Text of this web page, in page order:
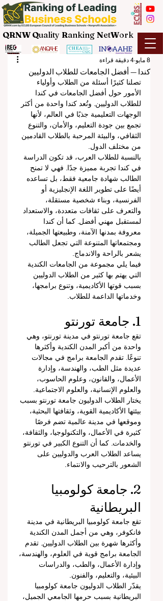
QRNW Quality Ranking NetWork
كندا — أفضل الجامعات للطلاب الدوليين
8 مايو 4 دقيقة قراءة
تصلنا كثيرًا أسئلة من الطلاب وأولياء
الأمور حول أفضل الجامعات في كندا
للطلاب الدوليين. وتُعد كندا واحدة من أكثر
الوجهات التعليمية جذبًا في العالم، لأنها
تجمع بين جودة التعليم، والأمان، والتنوع
الثقافي، والبيئة المرحبة بالطلاب القادمين
من مختلف الدول.
بالنسبة للطلاب العرب، قد تكون الدراسة
في كندا تجربة مميزة جدًا. فهي لا تمنح
الطالب شهادة جامعية فقط، بل تساعده
أيضًا على تطوير اللغة الإنجليزية أو
الفرنسية، وبناء شخصية مستقلة،
والتعرف على ثقافات متعددة، والاستعداد
لمستقبل مهني أفضل. كما أن كندا
معروفة بمدنها الآمنة، وطبيعتها الجميلة،
ومجتمعاتها المتنوعة التي تجعل الطالب
يشعر بالراحة والاندماج.
فيما يلي مجموعة من الجامعات الكندية
التي يهتم بها كثير من الطلاب الدوليين
بسبب قوتها الأكاديمية، وتنوع برامجها،
وخدماتها الداعمة للطلاب.
1. جامعة تورنتو
تقع جامعة تورنتو في مدينة تورنتو، وهي
واحدة من أكبر المدن الكندية وأكثرها
تنوعًا. تقدم الجامعة برامج في مجالات
عديدة مثل الطب، والهندسة، وإدارة
الأعمال، والقانون، وعلوم الحاسوب،
والعلوم الإنسانية، والعلوم الاجتماعية.
يختار الطلاب الدوليون جامعة تورنتو بسبب
بيئتها الأكاديمية القوية، وثقافتها البحثية،
وموقعها في مدينة عالمية تضم فرصًا
كثيرة في الأعمال، والتكنولوجيا، والثقافة،
والخدمات. كما أن التنوع الكبير في تورنتو
يساعد الطلاب العرب والدوليين على
الشعور بالترحيب والانتماء.
2. جامعة كولومبيا
البريطانية
تقع جامعة كولومبيا البريطانية في مدينة
فانكوفر، وهي من أجمل المدن الكندية
وأكثرها شهرة بين الطلاب الدوليين. تقدم
الجامعة برامج قوية في العلوم، والهندسة،
وإدارة الأعمال، والطب، والدراسات
البيئية، والتعليم، والفنون.
يقدّر الطلاب الدوليون جامعة كولومبيا
البريطانية بسبب حرمها الجامعي الجميل،